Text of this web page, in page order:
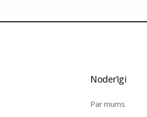
Noderīgi
Par mums